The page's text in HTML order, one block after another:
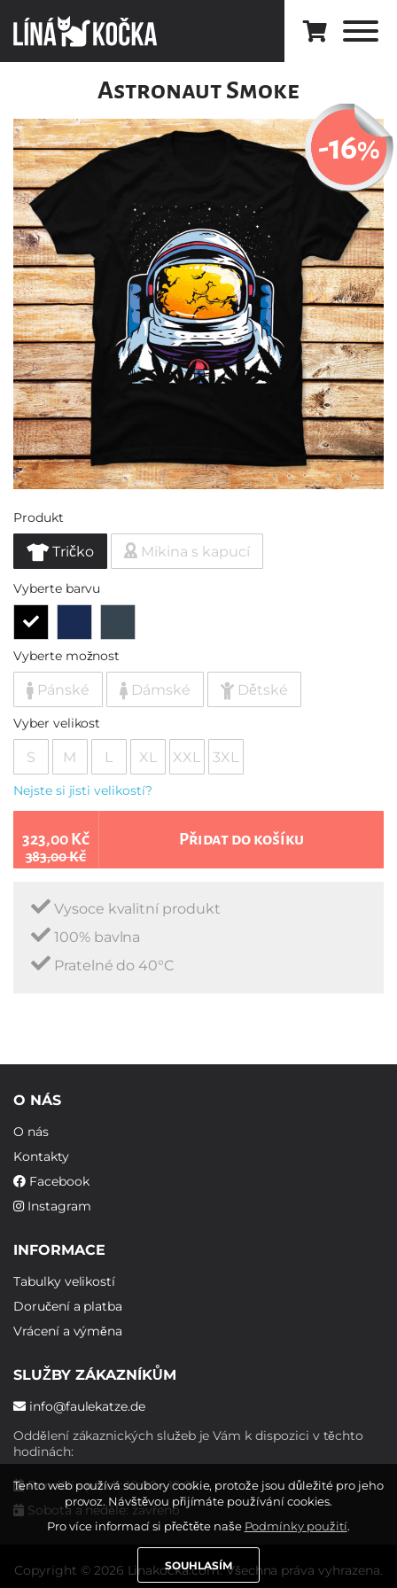
Astronaut Smoke
-16%
Produkt
Tričko Mikina s kapucí
Vyberte barvu
Vyberte možnost
Pánské Dámské Dětské
Vyber velikost
S M L XL XXL 3XL
Nejste si jisti velikostí?
323,00 Kč
383,00 Kč
Přidat do košíku
Vysoce kvalitní produkt
100% bavlna
Pratelné do 40°C
O NÁS
O nás
Kontakty
Facebook
Instagram
INFORMACE
Tabulky velikostí
Doručení a platba
Vrácení a výměna
SLUŽBY ZÁKAZNÍKŮM
info@faulekatze.de
Oddělení zákaznických služeb je Vám k dispozici v těchto
hodinách:
Pondělí - pátek: 10:00 - 19:00
Sobota a neděle: zavřeno
Copyright © 2026 Linakocka.com. Všechna práva vyhrazena.
Tento web používá soubory cookie, protože jsou důležité pro jeho
provoz. Návštěvou přijímáte používání cookies.
Pro více informací si přečtěte naše Podmínky použití.
SOUHLASÍM